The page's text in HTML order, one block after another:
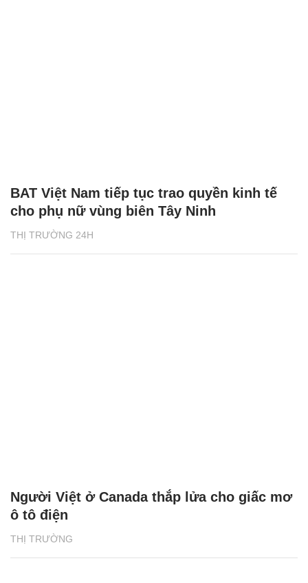
THỊ TRƯỜNG 24H
BAT Việt Nam tiếp tục trao quyền kinh tế
cho phụ nữ vùng biên Tây Ninh
THỊ TRƯỜNG
Người Việt ở Canada thắp lửa cho giấc mơ
ô tô điện